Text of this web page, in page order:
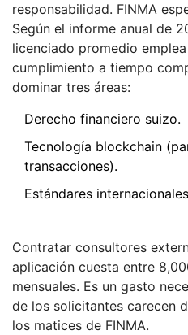
responsabilidad. FINMA
Según el informe anual de
licenciado promedio
cumplimiento a tiempo
dominar tres áreas:
Derecho financiero suizo.
Tecnología blockchain
transacciones).
Estándares
Contratar consultores
aplicación cuesta entre
mensuales. Es un gasto
de los solicitantes carecen
los matices de FINMA.